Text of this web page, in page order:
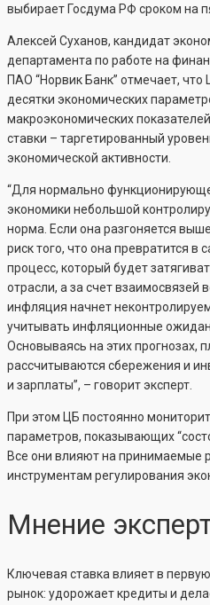
выбирает Госдума РФ сроком на
Алексей Суханов, кандидат
департамента по работе на
ПАО “Норвик Банк” отмечает,
десятки экономических
макроэкономических
ставки – таргетированный
экономической активности.
“Для нормально
экономики небольшой
норма. Если она разгоняется
риск того, что она превратится
процесс, который будет
отрасли, а за счет взаимосвязей
инфляция начнет
учитывать инфляционные
Основываясь на этих прогнозах,
рассчитываются сбережения и
и зарплаты”, – говорит эксперт.
При этом ЦБ постоянно
параметров, показывающих
Все они влияют на
инструментам регулирования
Мнение
Ключевая ставка влияет в
рынок: удорожает кредиты и